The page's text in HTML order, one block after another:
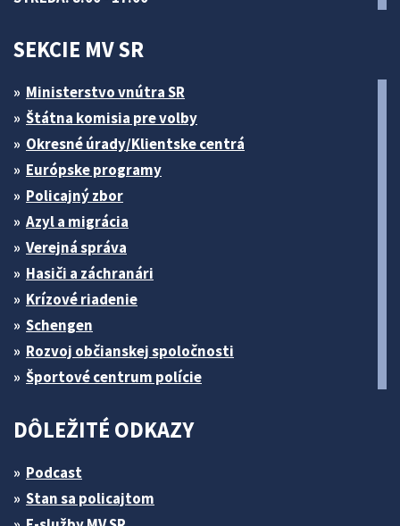
SEKCIE MV SR
Ministerstvo vnútra SR
Štátna komisia pre volby
Okresné úrady/Klientske centrá
Európske programy
Policajný zbor
Azyl a migrácia
Verejná správa
Hasiči a záchranári
Krízové riadenie
Schengen
Rozvoj občianskej spoločnosti
Športové centrum polície
DÔLEŽITÉ ODKAZY
Podcast
Stan sa policajtom